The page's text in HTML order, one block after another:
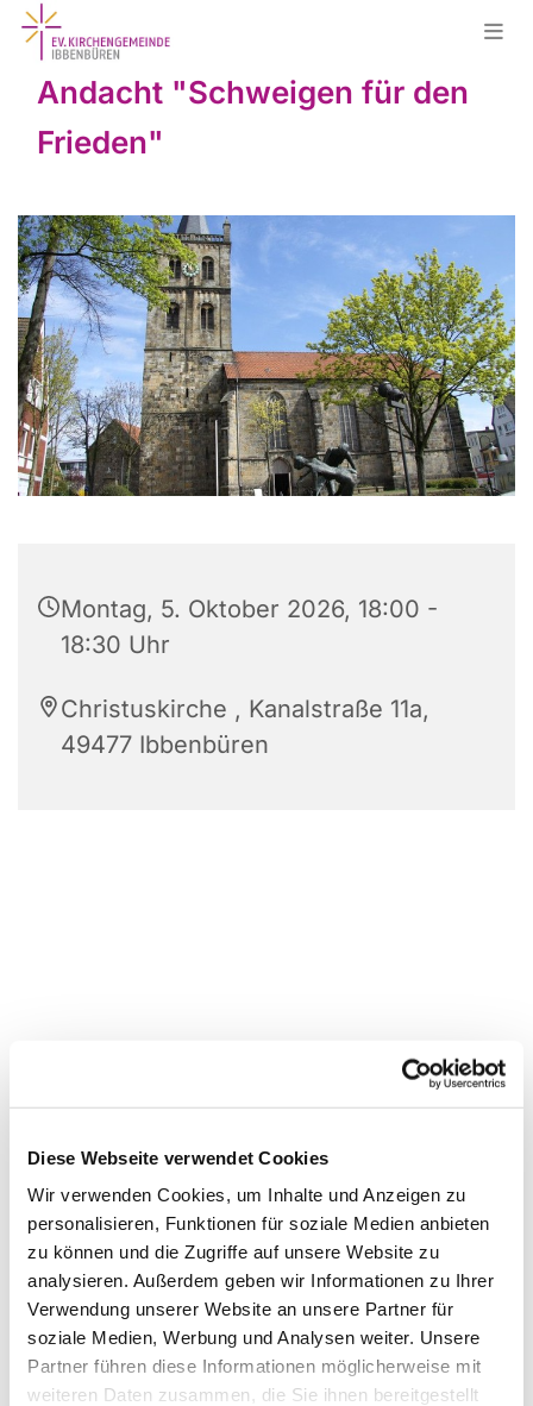
Diese Webseite verwendet Cookies
Wir verwenden Cookies, um Inhalte und Anzeigen zu
personalisieren, Funktionen für soziale Medien anbieten
zu können und die Zugriffe auf unsere Website zu
analysieren. Außerdem geben wir Informationen zu Ihrer
Verwendung unserer Website an unsere Partner für
soziale Medien, Werbung und Analysen weiter. Unsere
Partner führen diese Informationen möglicherweise mit
weiteren Daten zusammen, die Sie ihnen bereitgestellt
Andacht "Schweigen für den
Frieden"
Montag, 5. Oktober 2026, 18:00 -
18:30 Uhr
Christuskirche , Kanalstraße 11a,
49477 Ibbenbüren
Dies könnte Sie auch
interessieren